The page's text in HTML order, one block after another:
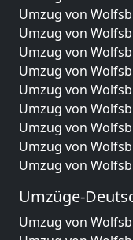
Umzug von
Umzug von
Umzug von
Umzug von
Umzug von
Umzug von
Umzug von
Umzug von
Umzug von
Umzüge-
Umzug von